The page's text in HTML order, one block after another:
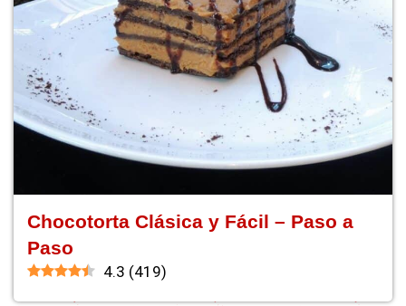
Chocotorta Clásica y Fácil – Paso a
Paso
4.3 (419)